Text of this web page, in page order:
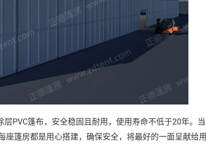
层PVC篷布，安全稳固且耐用，使用寿命不低于20年。当
篷房都是用心搭建，确保安全，将最好的一面呈献给用